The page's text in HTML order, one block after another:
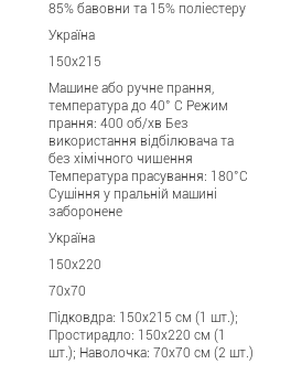
85% бавовни та 15% поліестеру
Україна
150x215
Машине або ручне прання,
температура до 40° C Режим
прання: 400 об/хв Без
використання відбілювача та
без хімічного чищення
Температура прасування: 180°C
Сушіння у пральній машині
заборонене
Україна
150x220
70x70
Підковдра: 150x215 см (1 шт.);
Простирадло: 150x220 см (1
шт.); Наволочка: 70x70 см (2 шт.)